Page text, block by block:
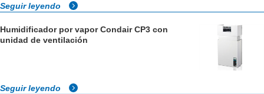
Seguir leyendo
Humidificador por vapor Condair CP3 con
unidad de ventilación
Seguir leyendo